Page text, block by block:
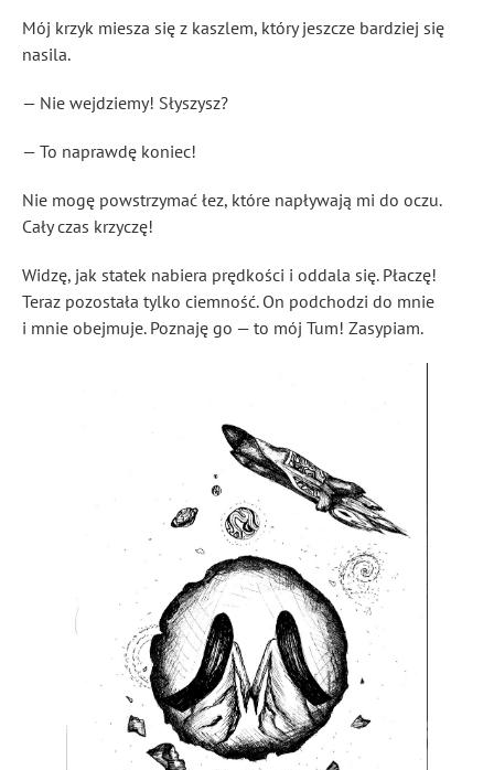
Mój krzyk miesza się z kaszlem, który jeszcze bardziej się
nasila.
— Nie wejdziemy! Słyszysz?
— To naprawdę koniec!
Nie mogę powstrzymać łez, które napływają mi do oczu.
Cały czas krzyczę!
Widzę, jak statek nabiera prędkości i oddala się. Płaczę!
Teraz pozostała tylko ciemność. On podchodzi do mnie
i mnie obejmuje. Poznaję go — to mój Tum! Zasypiam.